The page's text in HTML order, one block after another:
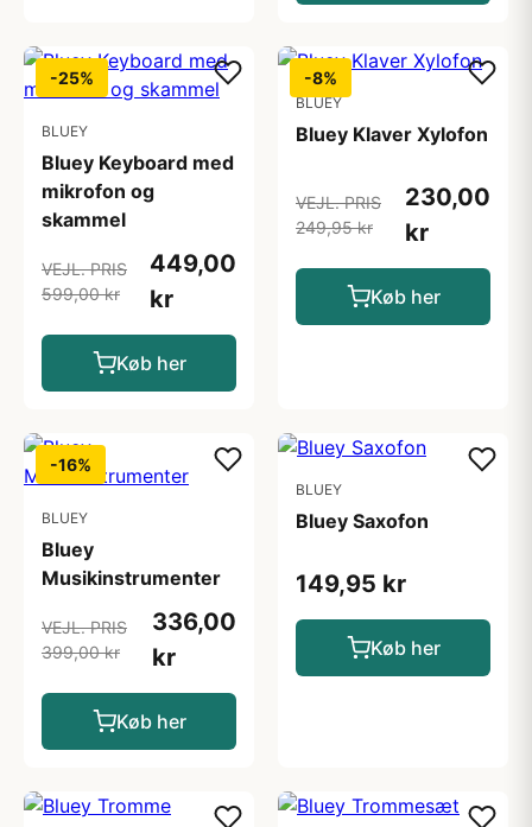
-25%
BLUEY
Bluey Keyboard med
mikrofon og
skammel
VEJL. PRIS
599,00 kr
449,00
kr
Køb her
-8%
BLUEY
Bluey Klaver Xylofon
VEJL. PRIS
249,95 kr
230,00
kr
Køb her
-16%
BLUEY
Bluey
Musikinstrumenter
VEJL. PRIS
399,00 kr
336,00
kr
Køb her
BLUEY
Bluey Saxofon
149,95 kr
Køb her